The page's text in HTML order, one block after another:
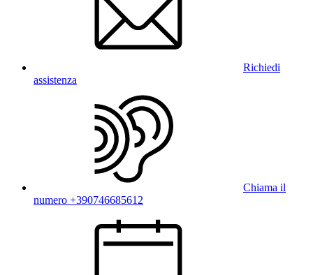
Richiedi
assistenza
Chiama il
numero +390746685612